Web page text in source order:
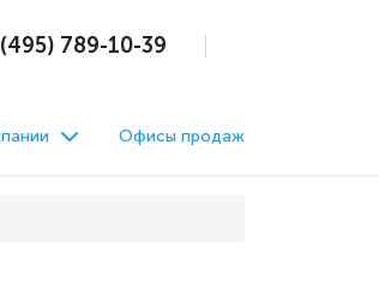
789-10-39
Офисы продаж